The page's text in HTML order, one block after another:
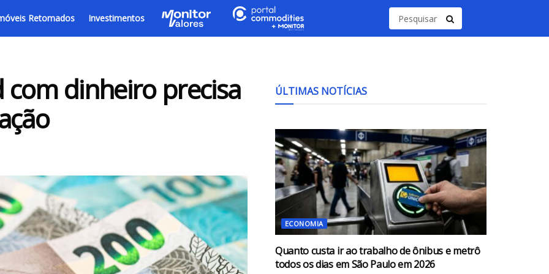
Retomados Investimentos
com dinheiro precisa
ÚLTIMAS NOTÍCIAS
ECONOMIA
Quanto custa ir ao trabalho de ônibus e metrô
todos os dias em São Paulo em 2026